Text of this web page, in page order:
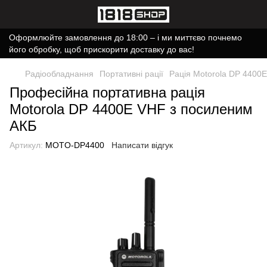
Оформлюйте замовлення до 18:00 – і ми миттєво почнемо
його обробку, щоб прискорити доставку до вас!
Радіообладнання Портативні рації Рація Motorola DP
Професійна портативна рація
Motorola DP 4400E VHF з посиленим
АКБ
Артикул: MOTO-DP4400 Написати відгук